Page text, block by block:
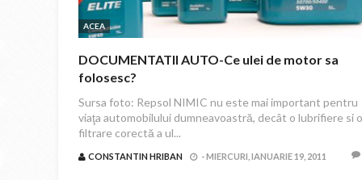
ACEA
DOCUMENTATII AUTO-Ce ulei de motor sa
folosesc?
Sursa foto: Repsol NIMIC nu este mai important pentru
viaţa automobilului dumneavoastră, decât o lubrifiere si o
filtrare corectă a ul...
CONSTANTIN HRIBAN -MIERCURI, IANUARIE 19, 2011